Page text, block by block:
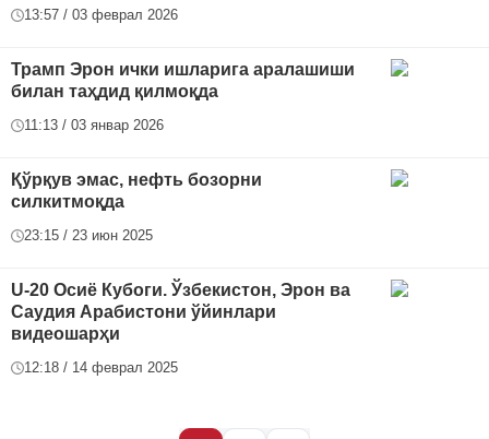
13:57 / 03 феврал 2026
Трамп Эрон ички ишларига аралашиши
билан таҳдид қилмоқда
11:13 / 03 январ 2026
Қўрқув эмас, нефть бозорни
силкитмоқда
23:15 / 23 июн 2025
U-20 Осиё Кубоги. Ўзбекистон, Эрон ва
Саудия Арабистони ўйинлари
видеошарҳи
12:18 / 14 феврал 2025